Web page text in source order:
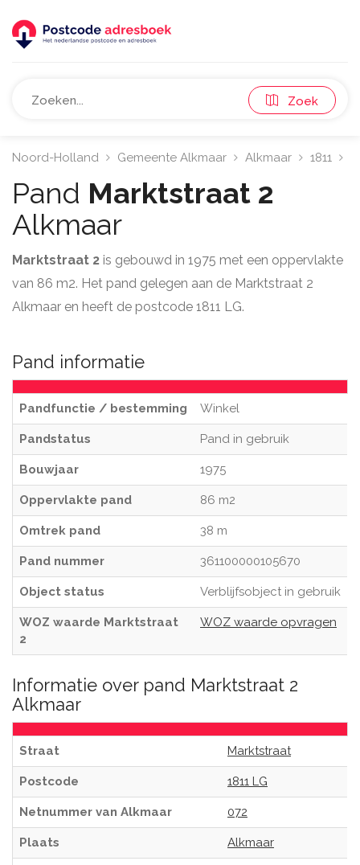
Zoek
Noord-Holland Gemeente Alkmaar Alkmaar 1811
Pand Marktstraat 2
Alkmaar
Marktstraat 2 is gebouwd in 1975 met een oppervlakte
van 86 m2. Het pand gelegen aan de Marktstraat 2
Alkmaar en heeft de postcode 1811 LG.
Pand informatie
Pandfunctie / bestemming Winkel
Pandstatus Pand in gebruik
Bouwjaar 1975
Oppervlakte pand 86 m2
Omtrek pand 38 m
Pand nummer 361100000105670
Object status Verblijfsobject in gebruik
WOZ waarde Marktstraat
2
WOZ waarde opvragen
Informatie over pand Marktstraat 2
Alkmaar
Straat Marktstraat
Postcode 1811 LG
Netnummer van Alkmaar 072
Plaats Alkmaar